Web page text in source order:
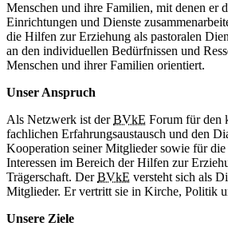
Menschen und ihre Familien, mit denen er
Einrichtungen und Dienste
die Hilfen zur Erziehung als pastoralen
an den individuellen Bedürfnissen und
Menschen und ihrer Familien orientiert.
Unser Anspruch
Als Netzwerk ist derBVkE Forum für den
fachlichen Erfahrungsaustausch und den
Kooperation seiner Mitglieder sowie für die
Interessen im Bereich der Hilfen zur
Trägerschaft. DerBVkE versteht sich als
Mitglieder. Er vertritt sie in Kirche, Politik
Unsere Ziele